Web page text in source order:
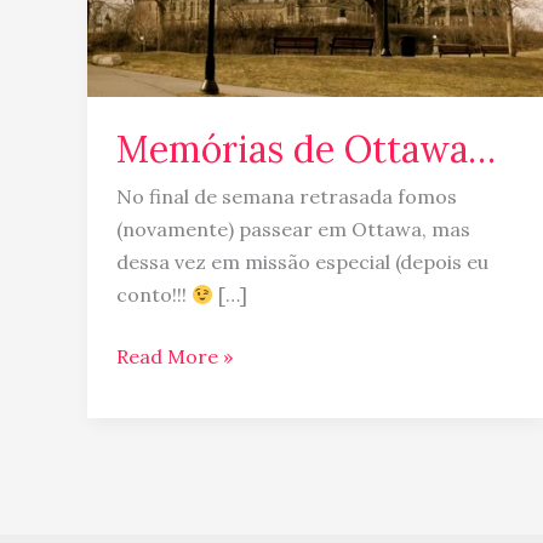
Memórias de Ottawa…
No final de semana retrasada fomos
(novamente) passear em Ottawa, mas
dessa vez em missão especial (depois eu
conto!!!
[…]
Read More »